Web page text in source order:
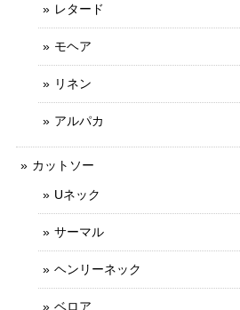
レタード
モヘア
リネン
アルパカ
カットソー
Uネック
サーマル
ヘンリーネック
ベロア